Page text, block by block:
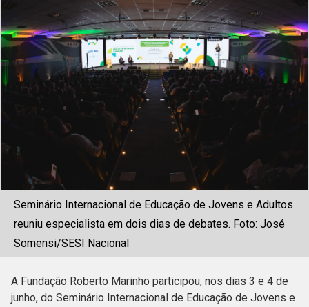
Seminário Internacional de Educação de Jovens e Adultos
reuniu especialista em dois dias de debates. Foto: José
Somensi/SESI Nacional
A Fundação Roberto Marinho participou, nos dias 3 e 4 de
junho, do Seminário Internacional de Educação de Jovens e